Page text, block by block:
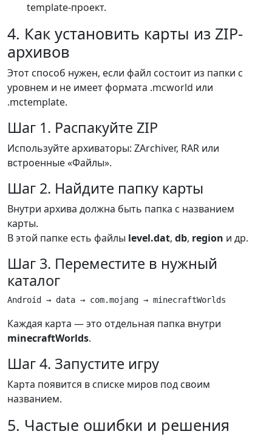
template-проект.
4. Как установить карты из ZIP-
архивов
Этот способ нужен, если файл состоит из папки с
уровнем и не имеет формата .mcworld или
.mctemplate.
Шаг 1. Распакуйте ZIP
Используйте архиваторы: ZArchiver, RAR или
встроенные «Файлы».
Шаг 2. Найдите папку карты
Внутри архива должна быть папка с названием
карты.
В этой папке есть файлы level.dat, db, region и др.
Шаг 3. Переместите в нужный
каталог
Android → data → com.mojang → minecraftWorlds
Каждая карта — это отдельная папка внутри
minecraftWorlds.
Шаг 4. Запустите игру
Карта появится в списке миров под своим
названием.
5. Частые ошибки и решения